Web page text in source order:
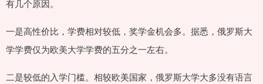
有几个原因。
一是高性价比，学费相对较低，奖学金机会多。据悉，俄罗斯大
学学费仅为欧美大学学费的五分之一左右。
二是较低的入学门槛。相较欧美国家，俄罗斯大学大多没有语言